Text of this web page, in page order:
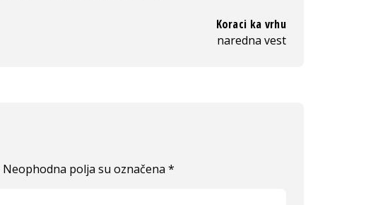
Koraci ka vrhu
naredna vest
Neophodna polja su označena *